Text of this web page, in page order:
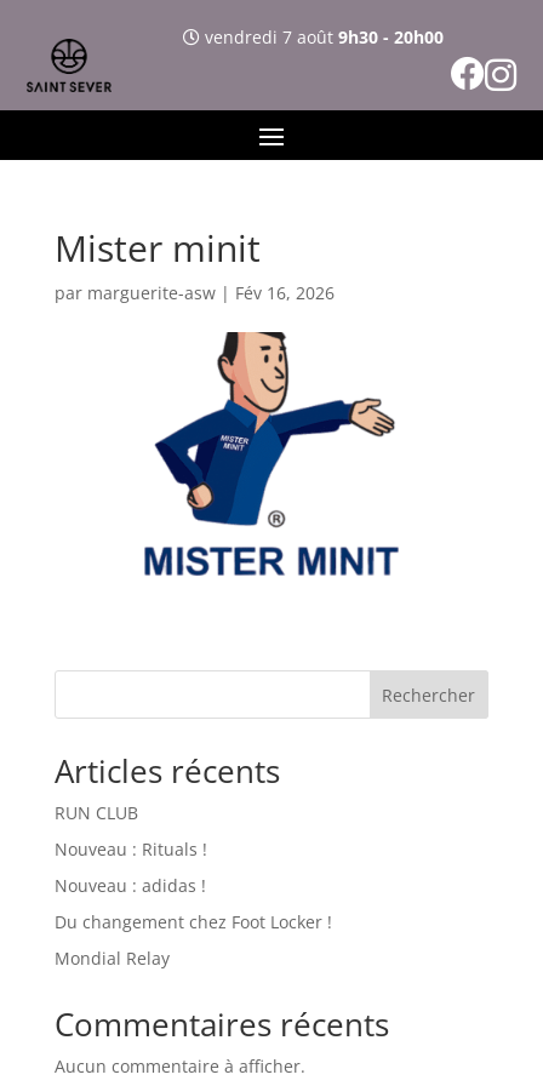
vendredi 7 août 9h30 - 20h00
Mister minit
par marguerite-asw| Fév 16, 2026
Rechercher
Articles récents
RUN CLUB
Nouveau : Rituals !
Nouveau : adidas !
Du changement chez Foot Locker !
Mondial Relay
Commentaires récents
Aucun commentaire à afficher.